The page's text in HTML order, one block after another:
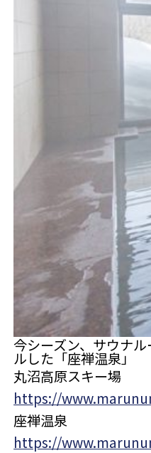
今シーズン、サウナ
ルした「座禅温泉」
丸沼高原スキー場
https://
座禅温泉
https://